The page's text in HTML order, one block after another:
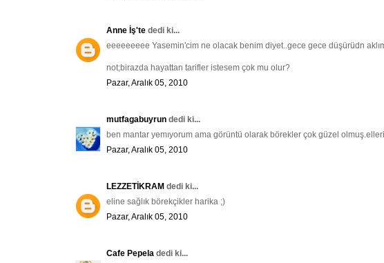
Anne İş'te dedi ki...
eeeeeeeee Yasemin'cim ne olacak benim diyet..gece gece düşürüdn
not;birazda hayattan tarifler istesem çok mu olur?
Pazar, Aralık 05, 2010
mutfagabuyrun dedi ki...
ben mantar yemıyorum ama görüntü olarak börekler çok güzel
Pazar, Aralık 05, 2010
LEZZETİKRAM dedi ki...
eline sağlık börekçikler harika ;)
Pazar, Aralık 05, 2010
Cafe Pepela dedi ki...